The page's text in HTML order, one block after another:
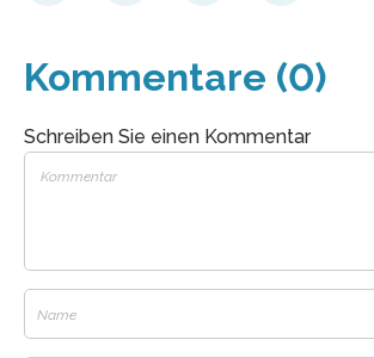
Kommentare (0)
Schreiben Sie einen Kommentar